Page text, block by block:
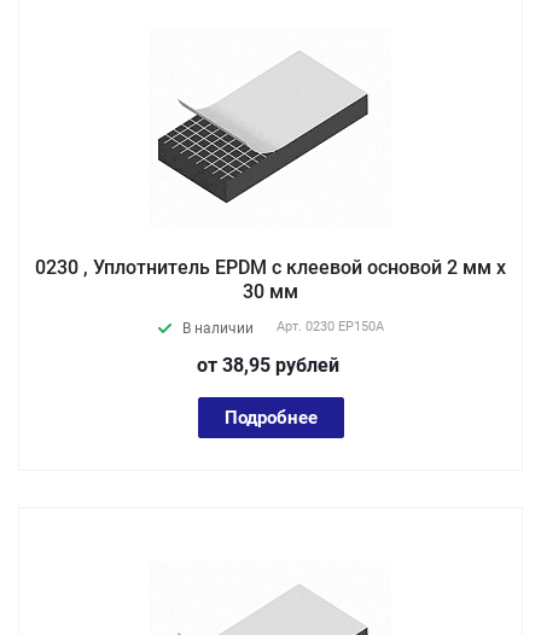
0230 , Уплотнитель EPDM с клеевой основой 2 мм х
30 мм
В наличии Арт. 0230 EP150А
от 38,95 рублей
Подробнее